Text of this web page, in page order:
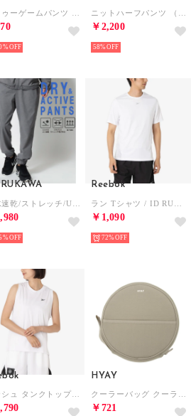
￥2,200
58%
Reebok
￥1,090
72%
HYAY
￥721